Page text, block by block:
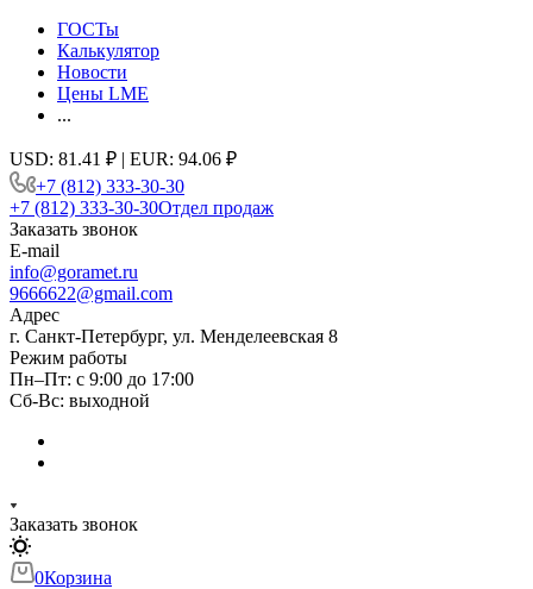
ГОСТы
Калькулятор
Новости
Цены LME
...
USD: 81.41 ₽ | EUR: 94.06 ₽
+7 (812) 333-30-30
+7 (812) 333-30-30Отдел продаж
Заказать звонок
E-mail
info@goramet.ru
9666622@gmail.com
Адрес
г. Санкт-Петербург, ул. Менделеевская 8
Режим работы
Пн–Пт: с 9:00 до 17:00
Сб-Вс: выходной
Заказать звонок
0Корзина